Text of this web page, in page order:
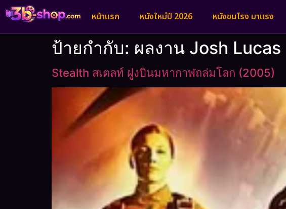
หน้าแรก หนังใหม่ปี 2026 หนังชนโรง มาแรง
ป้ายกำกับ: ผลงาน Josh Lucas
Stealth สเตลท์ ฝูงบินมหากาฬถล่มโลก (2005)